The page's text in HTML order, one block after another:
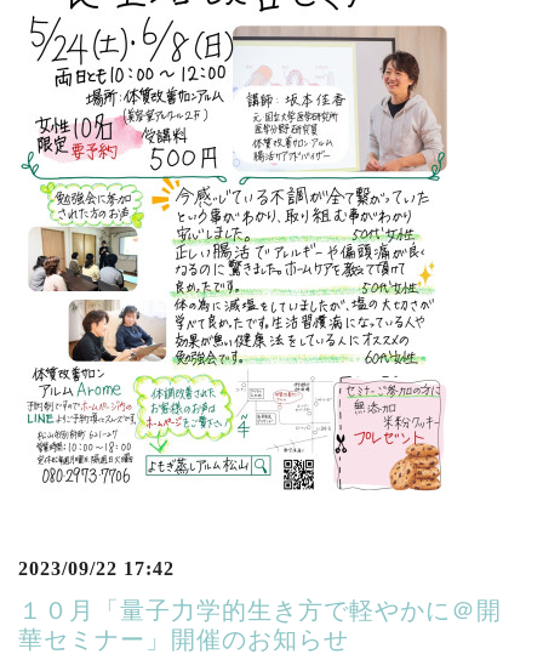
2023/09/22 17:42
１０月「量子力学的生き方で軽やかに＠開
華セミナー」開催のお知らせ